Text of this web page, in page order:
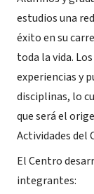
estudios una
éxito en su
toda la vida.
experiencias y
disciplinas, lo
que será el
Actividades del
El Centro
integrantes: